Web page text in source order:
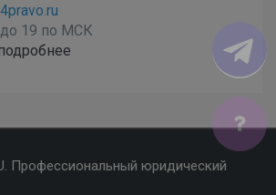
19 по МСК
Профессиональный юридический
cookies, чтобы улучшить сайт
для Вас